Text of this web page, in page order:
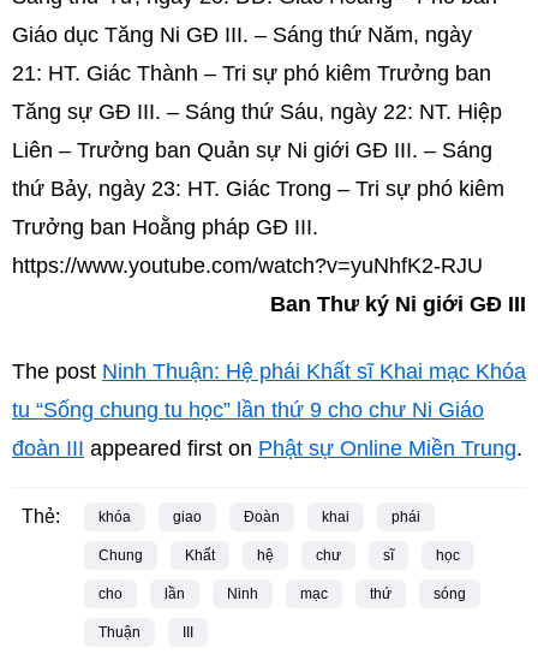
Giáo dục Tăng Ni GĐ III. – Sáng thứ Năm, ngày
21: HT. Giác Thành – Tri sự phó kiêm Trưởng ban
Tăng sự GĐ III. – Sáng thứ Sáu, ngày 22: NT. Hiệp
Liên – Trưởng ban Quản sự Ni giới GĐ III. – Sáng
thứ Bảy, ngày 23: HT. Giác Trong – Tri sự phó kiêm
Trưởng ban Hoằng pháp GĐ III.
https://www.youtube.com/watch?v=yuNhfK2-RJU
Ban Thư ký Ni giới GĐ III
The post Ninh Thuận: Hệ phái Khất sĩ Khai mạc Khóa
tu “Sống chung tu học” lần thứ 9 cho chư Ni Giáo
đoàn III appeared first on Phật sự Online Miền Trung.
Thẻ: khóa giao Đoàn khai phái
Chung Khất hệ chư sĩ học
cho lần Ninh mạc thứ sóng
Thuận